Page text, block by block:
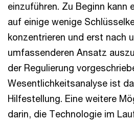
einzuführen. Zu Beginn kann
auf einige wenige
konzentrieren und erst nach
umfassenderen Ansatz
der Regulierung
Wesentlichkeitsanalyse ist
Hilfestellung. Eine weitere
darin, die Technologie im